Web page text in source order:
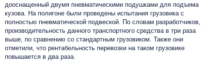
дооснащенный двумя пневматическими подушками для подъема
кузова. На полигоне были проведены испытания грузовика с
полностью пневматической подвеской. По словам разработчиков,
производительность данного транспортного средства в три раза
выше, по сравнению со стандартным грузовиком. Также они
отметили, что рентабельность перевозки на таком грузовике
повышается в два раза.